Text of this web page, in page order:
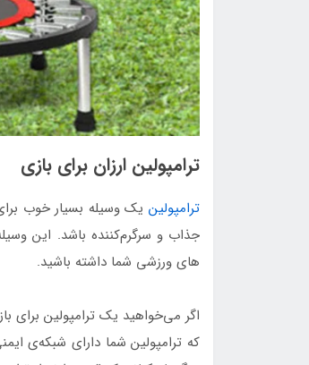
ترامپولین ارزان برای بازی
ترامپولین یک وسیله بسیار خوب
جذاب و سرگرم‌کننده باشد. این
های ورزشی شما داشته باشید.
اگر می‌خواهید یک ترامپولین برای
که ترامپولین شما دارای شبکه‌ی